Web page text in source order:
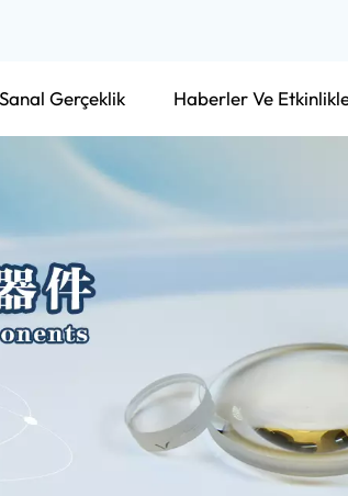
Sanal Gerçeklik Haberler Ve